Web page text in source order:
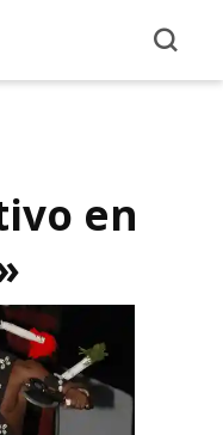
en